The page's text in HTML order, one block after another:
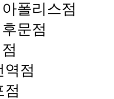
폴리스점
문점
역점
점